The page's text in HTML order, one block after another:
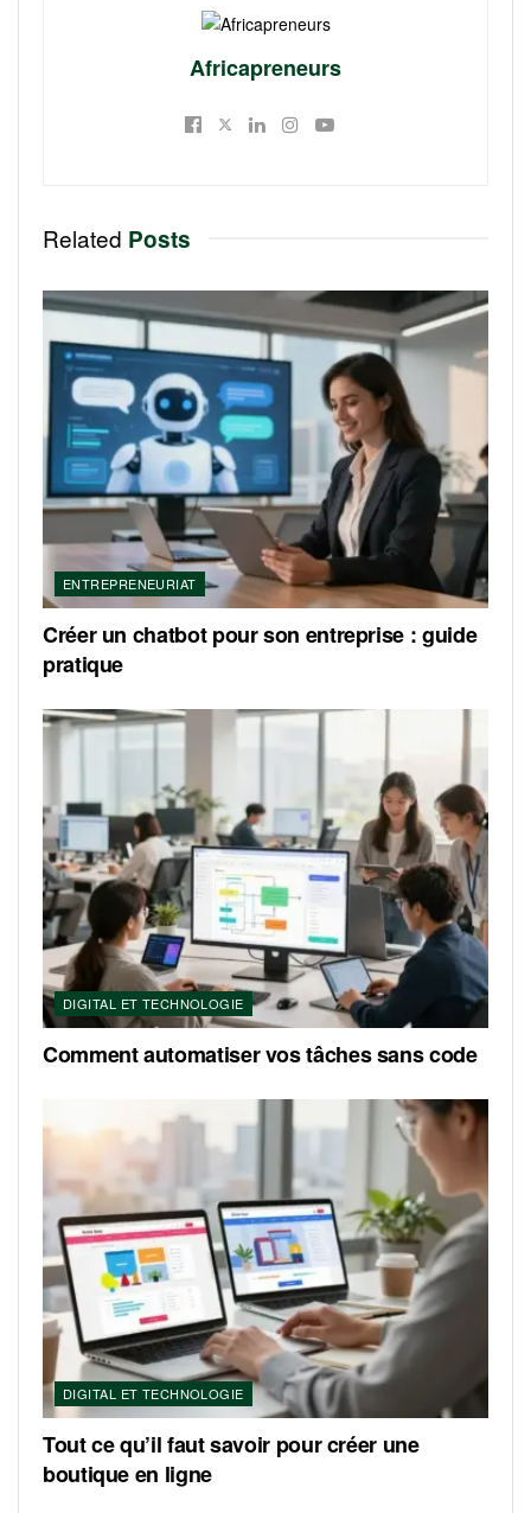
Africapreneurs
Related Posts
ENTREPRENEURIAT
Créer un chatbot pour son entreprise : guide
pratique
DIGITAL ET TECHNOLOGIE
Comment automatiser vos tâches sans code
DIGITAL ET TECHNOLOGIE
Tout ce qu’il faut savoir pour créer une
boutique en ligne